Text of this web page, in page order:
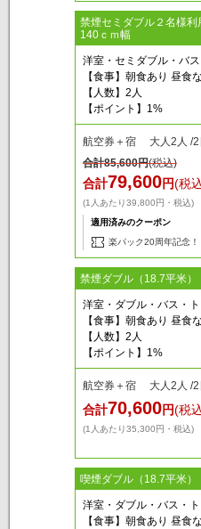
禁煙セミダブル２名様利
140ｃｍ幅
洋室・セミダブル・バ
【食事】朝食あり 昼食
【人数】2人
【ポイント】1%
航空券＋宿 大人2人 /2
合計85,600円(税込)
合計79,600円(税
(1人あたり39,800円・税込)
適用済みのクーポン
楽パック20周年記念！
禁煙ダブル（18.7平米）
洋室・ダブル・バス・
【食事】朝食あり 昼食
【人数】2人
【ポイント】1%
航空券＋宿 大人2人 /2
合計70,600円(税
(1人あたり35,300円・税込)
喫煙ダブル（18.7平米）
洋室・ダブル・バス・
【食事】朝食あり 昼食